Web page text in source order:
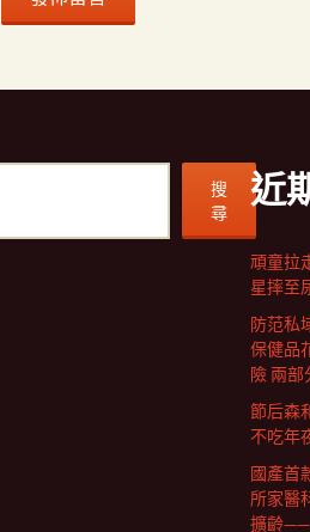
搜
尋
近
頑童拉
星摔至
防范私
保健品
險 兩部
節后森
不吃年
國產首
所家醫
擴齡——